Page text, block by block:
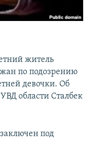
житель
по подозрению
девочки. Об
области Сталбек
под